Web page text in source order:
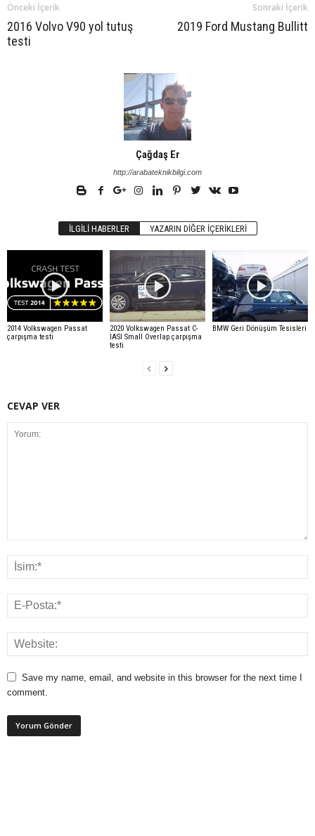
Önceki İçerik
2016 Volvo V90 yol tutuş
testi
Sonraki İçerik
2019 Ford Mustang Bullitt
Çağdaş Er
http://arabateknikbilgi.com
İLGILI HABERLER YAZARIN DIĞER İÇERIKLERI
2014 Volkswagen Passat
çarpışma testi
2020 Volkswagen Passat C-
IASI Small Overlap çarpışma
testi
BMW Geri Dönüşüm Tesisleri
CEVAP VER
Save my name, email, and website in this browser for the next time I
comment.